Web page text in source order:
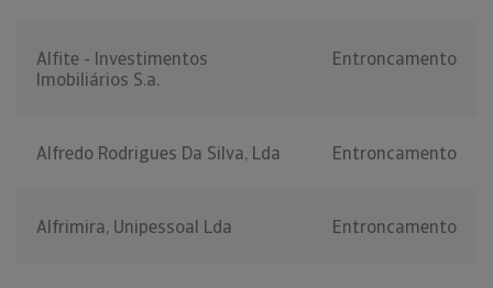
Alfite - Investimentos
Imobiliários S.a.
Entroncamento
Alfredo Rodrigues Da Silva, Lda Entroncamento
Alfrimira, Unipessoal Lda Entroncamento